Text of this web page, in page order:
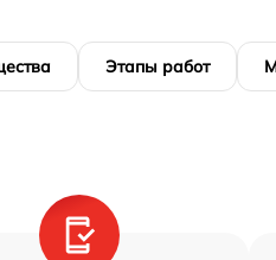
Этапы работ